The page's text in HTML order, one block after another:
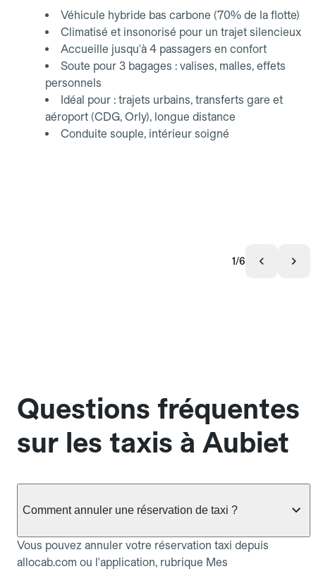
Véhicule hybride bas carbone (70% de la flotte)
Climatisé et insonorisé pour un trajet silencieux
Accueille jusqu'à 4 passagers en confort
Soute pour 3 bagages : valises, malles, effets
personnels
Idéal pour : trajets urbains, transferts gare et
aéroport (CDG, Orly), longue distance
Conduite souple, intérieur soigné
1/6
Questions fréquentes
sur les taxis à Aubiet
Comment annuler une réservation de taxi ?
Vous pouvez annuler votre réservation taxi depuis
allocab.com ou l'application, rubrique Mes